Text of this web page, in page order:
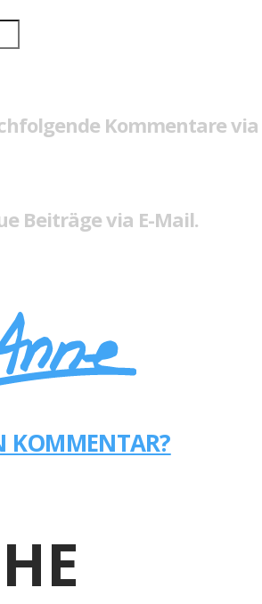
Kommentare via
Beiträge via E-Mail.
KOMMENTAR?